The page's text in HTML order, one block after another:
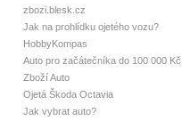
zbozi.blesk.cz
Jak na prohlídku ojetého vozu?
HobbyKompas
Auto pro začátečníka do 100 000 Kč
Zboží Auto
Ojetá Škoda Octavia
Jak vybrat auto?